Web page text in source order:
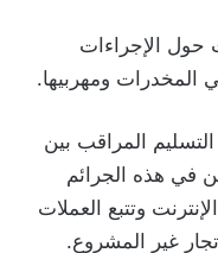
حول الإجراءات
المخدرات ومهربيها.
المراقب بين
في هذه الجرائم
وتتبع العملات
غير المشروع.